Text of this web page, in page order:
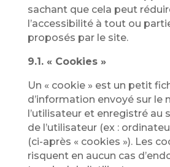
sachant que cela peut
l’accessibilité à tout ou
proposés par le site.
9.1. « Cookies »
Un « cookie » est un petit
d’information envoyé sur le
l’utilisateur et enregistré au
de l’utilisateur (ex :
(ci-après « cookies »). Les
risquent en aucun cas